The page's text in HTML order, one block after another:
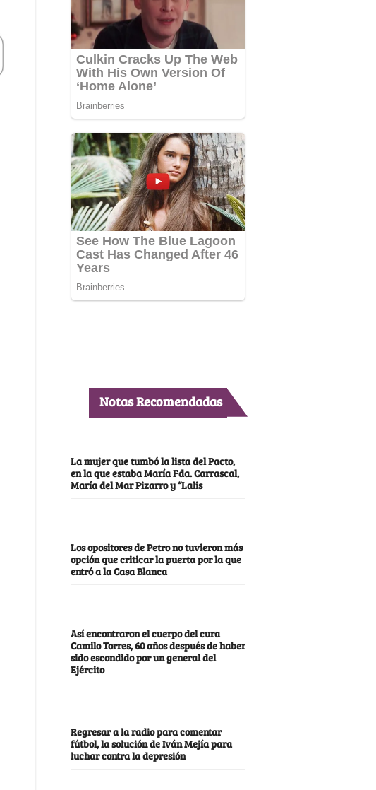
Notas Recomendadas
La mujer que tumbó la lista del Pacto,
en la que estaba María Fda. Carrascal,
María del Mar Pizarro y “Lalis
Los opositores de Petro no tuvieron más
opción que criticar la puerta por la que
entró a la Casa Blanca
Así encontraron el cuerpo del cura
Camilo Torres, 60 años después de haber
sido escondido por un general del
Ejército
Regresar a la radio para comentar
fútbol, la solución de Iván Mejía para
luchar contra la depresión